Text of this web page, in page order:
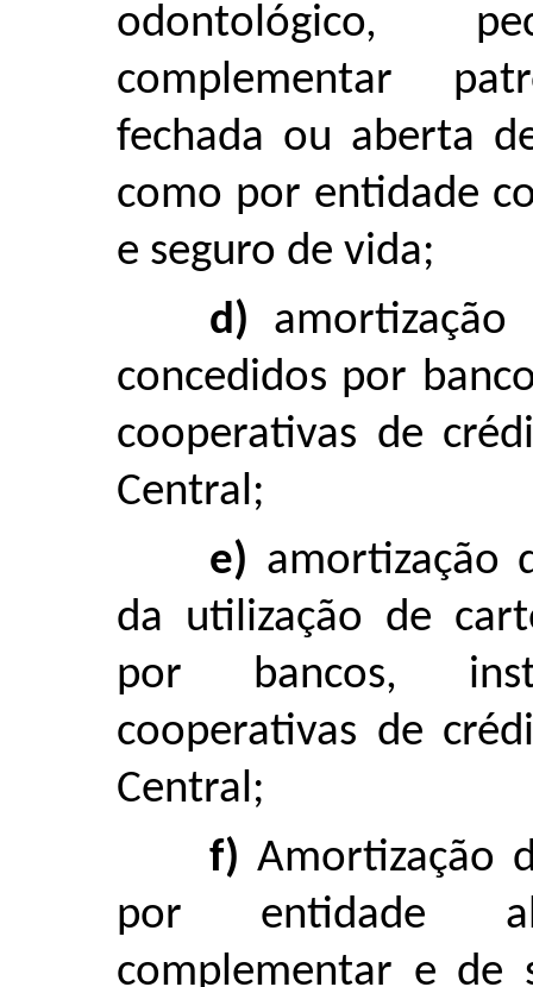
odontológico,
complementar
fechada ou aberta
como por entidade
e seguro de vida;
d)
concedidos por
cooperativas de
Central;
e) amortização
da utilização de
por bancos,
cooperativas de
Central;
f) Amortização
por entidade
complementar e de